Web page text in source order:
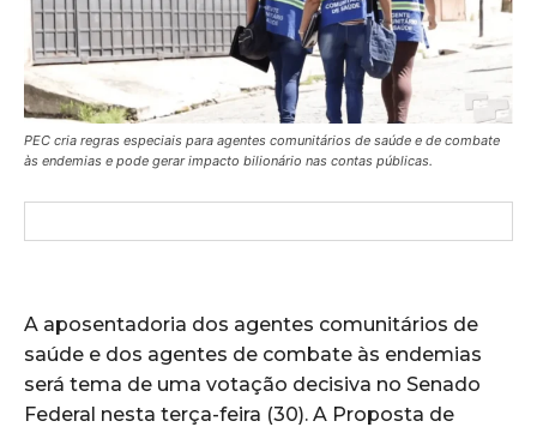
PEC cria regras especiais para agentes comunitários de saúde e de combate
às endemias e pode gerar impacto bilionário nas contas públicas.
A aposentadoria dos agentes comunitários de
saúde e dos agentes de combate às endemias
será tema de uma votação decisiva no Senado
Federal nesta terça-feira (30). A Proposta de